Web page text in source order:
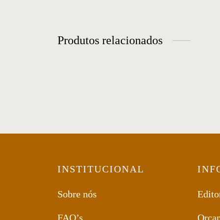
Produtos relacionados
INSTITUCIONAL
Sobre nós
FAQ’s